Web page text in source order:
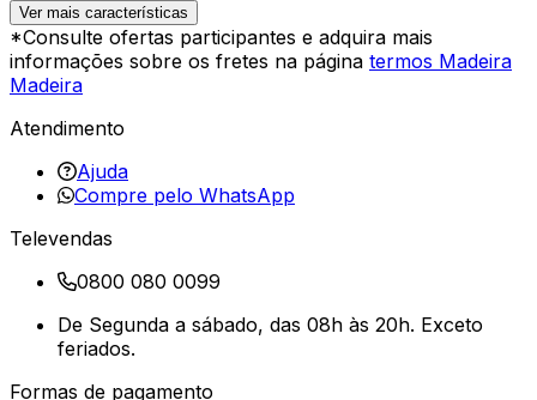
Ver mais características
*Consulte ofertas participantes e adquira mais
informações sobre os fretes na página termos Madeira
Madeira
Atendimento
Ajuda
Compre pelo WhatsApp
Televendas
0800 080 0099
De Segunda a sábado, das 08h às 20h. Exceto
feriados.
Formas de pagamento